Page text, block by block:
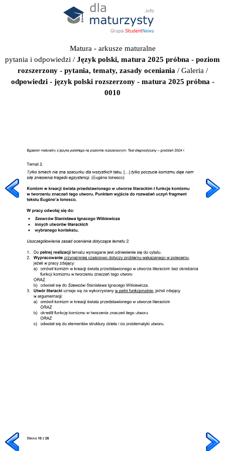
Matura - arkusze maturalne
pytania i odpowiedzi / Język polski, matura 2025 próbna - poziom
rozszerzony - pytania, tematy, zasady oceniania / Galeria /
odpowiedzi - język polski rozszerzony - matura 2025 próbna -
0010